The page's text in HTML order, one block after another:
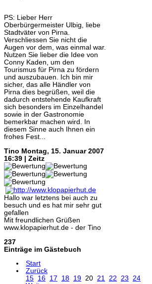
PS: Lieber Herr
Oberbürgermeister Ulbig, liebe
Stadtväter von Pirna.
Verschliessen Sie nicht die
Augen vor dem, was einmal war.
Nutzen Sie lieber die Idee von
Conny Kaden, um den
Tourismus für Pirna zu fördern
und auszubauen. Ich bin mir
sicher, das alle Händler von
Pirna dies begrüßen, weil die
dadurch entstehende Kaufkraft
sich besonders im Einzelhandel
sowie in der Gastronomie
bemerkbar machen wird. In
diesem Sinne auch Ihnen ein
frohes Fest...
Tino Montag, 15. Januar 2007
16:39 | Zeitz
Hallo war letztens bei auch zu
besuch und es hat mir sehr gut
gefallen
Mit freundlichen Grüßen
www.klopapierhut.de - der Tino
237
Einträge im Gästebuch
Start
Zurück
15 16 17 18 19 20 21 22 23 24